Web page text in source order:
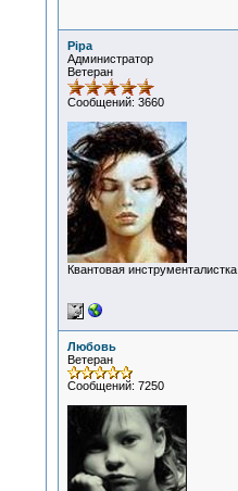
Pipa
Администратор
Ветеран
Сообщений: 3660
Квантовая инструменталистка
Любовь
Ветеран
Сообщений: 7250